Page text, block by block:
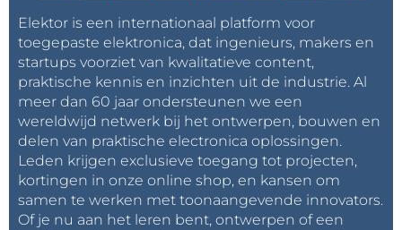
Elektor is een internationaal platform voor
toegepaste elektronica, dat ingenieurs, makers en
startups voorziet van kwalitatieve content,
praktische kennis en inzichten uit de industrie. Al
meer dan 60 jaar ondersteunen we een
wereldwijd netwerk bij het ontwerpen, bouwen en
delen van praktische electronica oplossingen.
Leden krijgen exclusieve toegang tot projecten,
kortingen in onze online shop, en kansen om
samen te werken met toonaangevende innovators.
Of je nu aan het leren bent, ontwerpen of een